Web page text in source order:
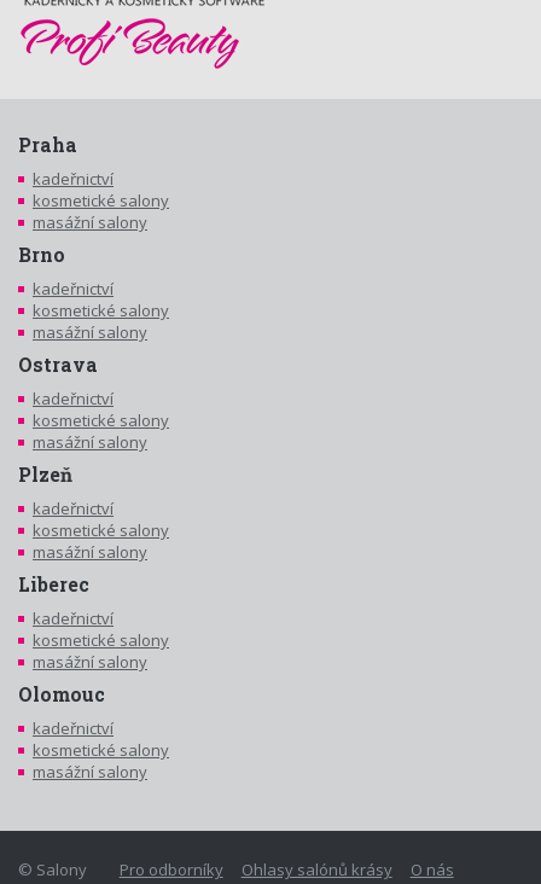
Praha
kadeřnictví
kosmetické salony
masážní salony
Brno
kadeřnictví
kosmetické salony
masážní salony
Ostrava
kadeřnictví
kosmetické salony
masážní salony
Plzeň
kadeřnictví
kosmetické salony
masážní salony
Liberec
kadeřnictví
kosmetické salony
masážní salony
Olomouc
kadeřnictví
kosmetické salony
masážní salony
Pro odborníky Ohlasy salónů krásy O nás
© Salony